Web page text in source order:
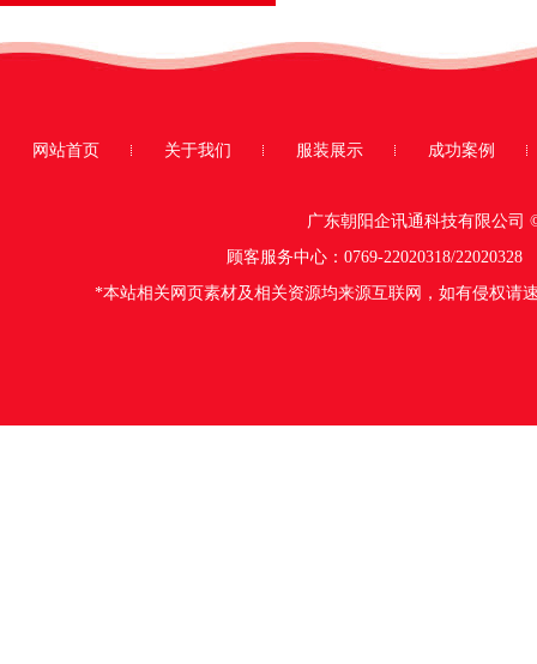
网站首页 关于我们 服装展示 成功案例
广东朝阳企讯通科技有限公司
顾客服务中心：0769-22020318/
*本站相关网页素材及相关资源均来源互联网，如有侵权请